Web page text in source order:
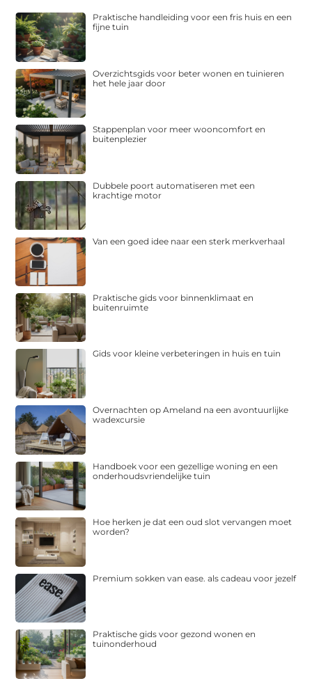
Praktische handleiding voor een fris huis en een
fijne tuin
Overzichtsgids voor beter wonen en tuinieren
het hele jaar door
Stappenplan voor meer wooncomfort en
buitenplezier
Dubbele poort automatiseren met een
krachtige motor
Van een goed idee naar een sterk merkverhaal
Praktische gids voor binnenklimaat en
buitenruimte
Gids voor kleine verbeteringen in huis en tuin
Overnachten op Ameland na een avontuurlijke
wadexcursie
Handboek voor een gezellige woning en een
onderhoudsvriendelijke tuin
Hoe herken je dat een oud slot vervangen moet
worden?
Premium sokken van ease. als cadeau voor jezelf
Praktische gids voor gezond wonen en
tuinonderhoud